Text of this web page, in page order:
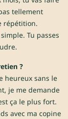
tellement
répétition.
Tu passes
?
heureux sans le
je me demande
ça le plus fort.
avec ma copine